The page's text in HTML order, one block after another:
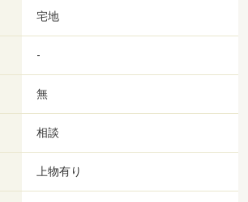
宅地
-
無
相談
上物有り